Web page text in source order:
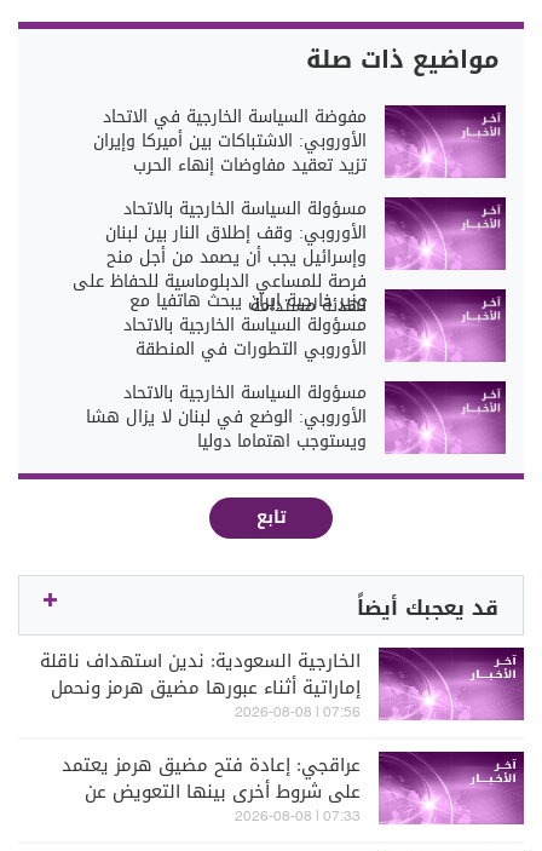
مواضيع ذات صلة
مفوضة السياسة الخارجية في الاتحاد
الأوروبي: الاشتباكات بين أميركا وإيران
تزيد تعقيد مفاوضات إنهاء الحرب
مسؤولة السياسة الخارجية بالاتحاد
الأوروبي: وقف إطلاق النار بين لبنان
وإسرائيل يجب أن يصمد من أجل منح
فرصة للمساعي الدبلوماسية للحفاظ على
تهدئة مستدامة
وزير خارجية إيران يبحث هاتفيا مع
مسؤولة السياسة الخارجية بالاتحاد
الأوروبي التطورات في المنطقة
مسؤولة السياسة الخارجية بالاتحاد
الأوروبي: الوضع في لبنان لا يزال هشا
ويستوجب اهتماما دوليا
تابع
قد يعجبك أيضاً
الخارجية السعودية: ندين استهداف ناقلة
إماراتية أثناء عبورها مضيق هرمز ونحمل
إيران عواقب الاعتداءات الغاشمة
07:56 | 2026-08-08
عراقجي: إعادة فتح مضيق هرمز يعتمد
على شروط أخرى بينها التعويض عن
انتهاكات واشنطن لمذكرة تفاهم إسلام
07:33 | 2026-08-08